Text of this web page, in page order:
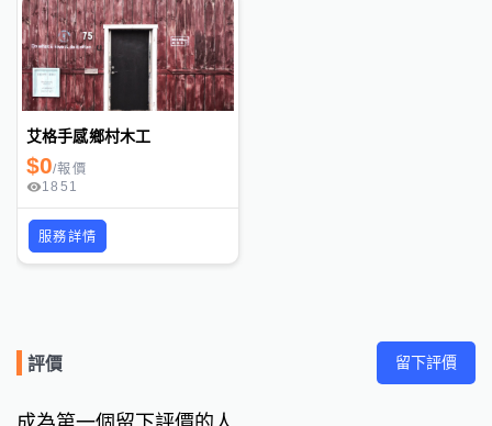
艾格手感鄉村木工
$0/報價
1851
服務詳情
評價 留下評價